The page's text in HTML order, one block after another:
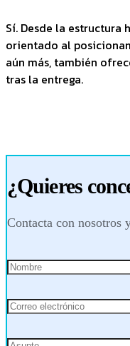
Sí. Desde la estructura
orientado al
aún más, también
tras la entrega.
¿Quieres
Contacta con nosotros